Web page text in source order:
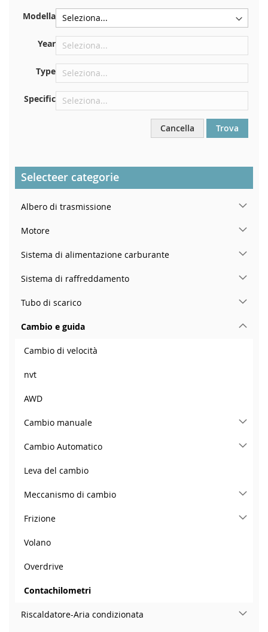
Sulla piastra inferiore del sedile anteriore destro
Centrare contro la paratia sotto il cofano
Proprio nel vano motore
Nel montante della portiera posteriore destra
Modella
Year
Type
Specific
Cancella Trova
Selecteer categorie
Albero di trasmissione
Motore
Sistema di alimentazione carburante
Sistema di raffreddamento
Tubo di scarico
Cambio e guida
Cambio di velocità
nvt
AWD
Cambio manuale
Cambio Automatico
Leva del cambio
Meccanismo di cambio
Frizione
Volano
Overdrive
Contachilometri
Riscaldatore-Aria condizionata